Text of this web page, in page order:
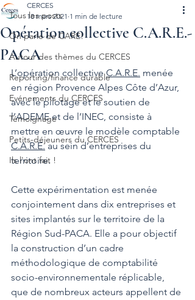
Tous les posts
On parle de CARE!
Autour des thèmes du CERCES
Reporting/finance durable
Evénements du CERCES
Témoignage
Petits-déjeuners du CERCES
Ils l'ont fait !
Opération collective C.A.R.E.-
PACA
CERCES
18 mars 2021 1 min de lecture
L’opération collective C.A.R.E. menée
en région Provence Alpes Côte d’Azur,
avec le pilotage et le soutien de
l’ADEME et de l’INEC, consiste à
mettre en œuvre le modèle comptable
C.A.R.E. au sein d’entreprises du
territoire.
Cette expérimentation est menée
conjointement dans dix entreprises et
sites implantés sur le territoire de la
Région Sud-PACA. Elle a pour objectif
la construction d’un cadre
méthodologique de comptabilité
socio-environnementale réplicable,
que de nombreux acteurs appellent de